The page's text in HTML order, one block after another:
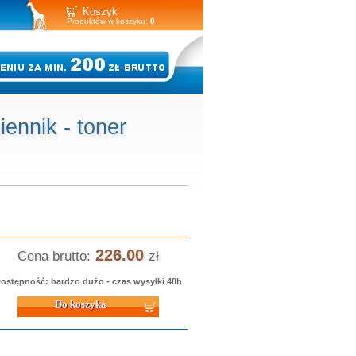
Koszyk
Produktów w koszyku: 0
- toner
Cena brutto: 226.00 zł
bardzo dużo - czas wysyłki 48h
koszyka